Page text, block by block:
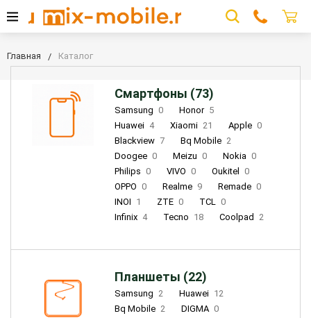
Главная Каталог
Смартфоны (73)
Samsung 0 Honor 5
Huawei 4 Xiaomi 21 Apple 0
Blackview 7 Bq Mobile 2
Doogee 0 Meizu 0 Nokia 0
Philips 0 VIVO 0 Oukitel
0
OPPO 0 Realme 9 Remade 0
INOI 1 ZTE 0 TCL 0
Infinix 4 Tecno 18 Coolpad 2
Планшеты (22)
Samsung 2 Huawei 12
Bq Mobile 2 DIGMA 0